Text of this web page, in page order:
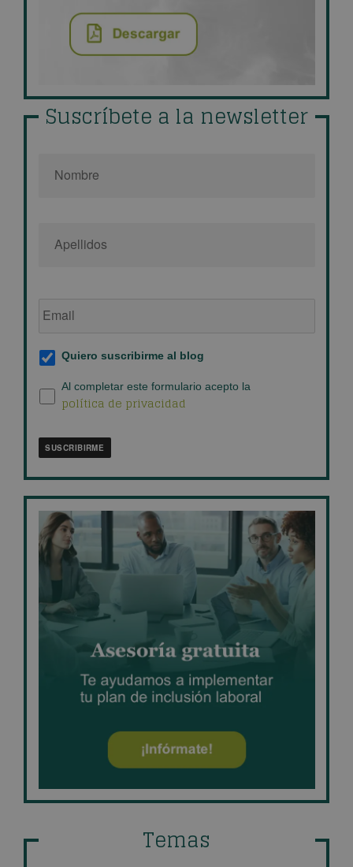
Suscríbete a la newsletter
de
Suscripción
al
blog
*
Quiero suscribirme al blog
Política
de
Al completar este formulario acepto la
política de privacidad
SUSCRIBIRME
Temas